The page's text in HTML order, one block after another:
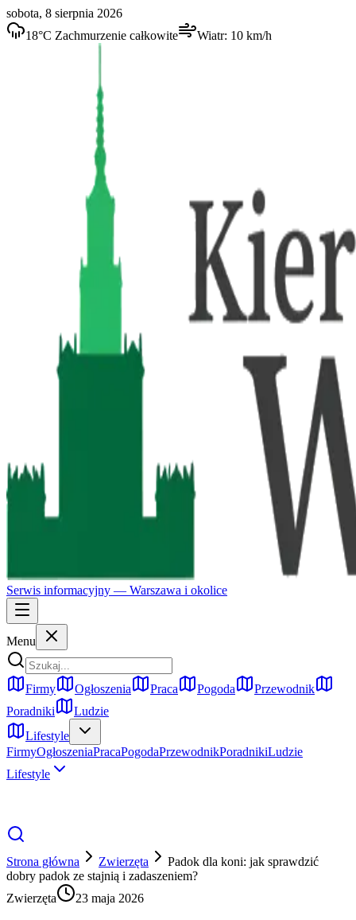
sobota, 8 sierpnia 2026
18°C Zachmurzenie całkowite Wiatr: 10 km/h
Serwis informacyjny — Warszawa i okolice
Menu
Firmy Ogłoszenia Praca Pogoda
Przewodnik
Poradniki
Ludzie
Lifestyle
FirmyOgłoszeniaPracaPogodaPrzewodnikPoradnikiLudzie
Lifestyle
Strona główna Zwierzęta
Padok dla koni: jak sprawdzić
dobry padok ze stajnią i zadaszeniem?
Zwierzęta
23 maja 2026